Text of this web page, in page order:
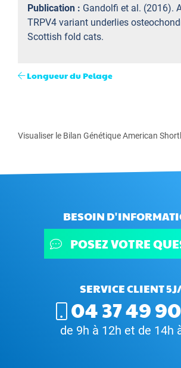
Publication : Gandolfi et al. (2016).
TRPV4 variant underlies
Scottish fold cats.
Longueur du Pelage
Visualiser le Bilan Génétique American
BESOIN
POSEZ VOTRE
SERVICE CLIENT
04 37 49
de 9h à 12h et de 14h